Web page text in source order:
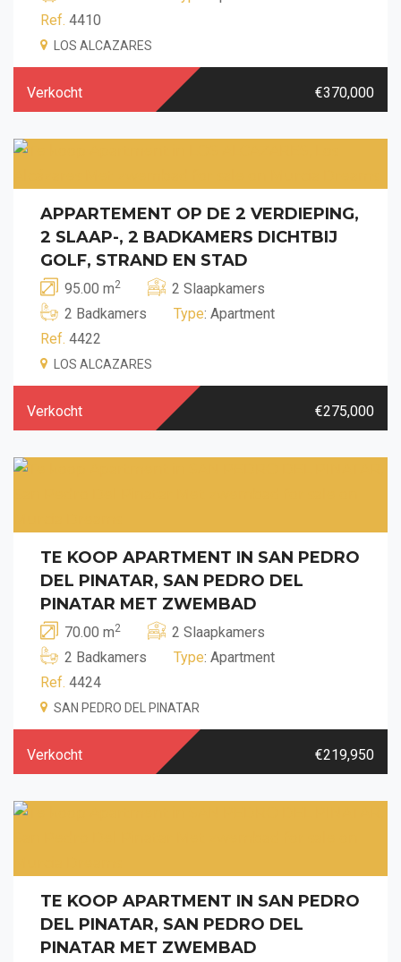
Ref. 4410
LOS ALCAZARES
Verkocht €370,000
APPARTEMENT OP DE 2 VERDIEPING,
2 SLAAP-, 2 BADKAMERS DICHTBIJ
GOLF, STRAND EN STAD
95.00 m2
2 Slaapkamers
2 Badkamers
Type: Apartment
Ref. 4422
LOS ALCAZARES
Verkocht €275,000
TE KOOP APARTMENT IN SAN PEDRO
DEL PINATAR, SAN PEDRO DEL
PINATAR MET ZWEMBAD
70.00 m2
2 Slaapkamers
2 Badkamers
Type: Apartment
Ref. 4424
SAN PEDRO DEL PINATAR
Verkocht €219,950
TE KOOP APARTMENT IN SAN PEDRO
DEL PINATAR, SAN PEDRO DEL
PINATAR MET ZWEMBAD